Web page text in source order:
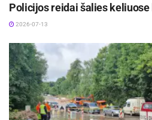
Policijos reidai šalies
2026-07-13